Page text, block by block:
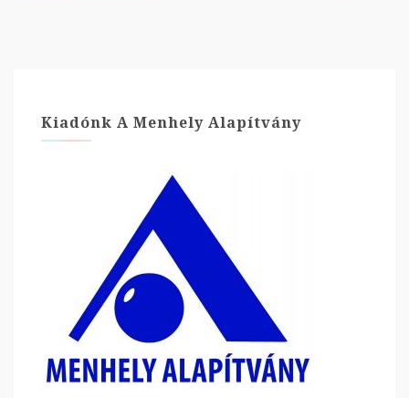
Kiadónk A Menhely Alapítvány